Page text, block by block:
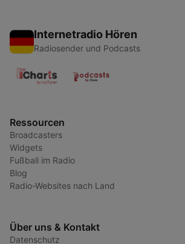
Internetradio Hören
Radiosender und Podcasts
Ressourcen
Broadcasters
Widgets
Fußball im Radio
Blog
Radio-Websites nach Land
Über uns & Kontakt
Datenschutz